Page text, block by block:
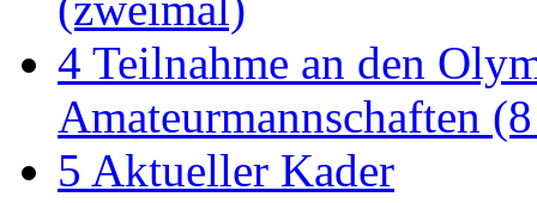
4 Teilnahme an den
Amateurmannschaften
5 Aktueller Kader